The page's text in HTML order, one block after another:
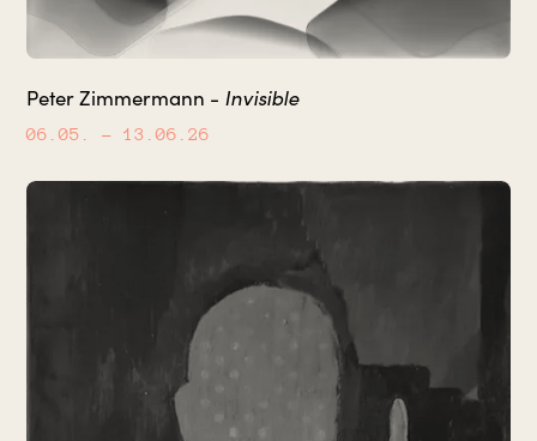
Peter Zimmermann - Invisible
06.05. – 13.06.26